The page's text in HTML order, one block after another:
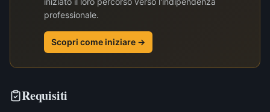
professionale.
Scopri come iniziare →
Requisiti